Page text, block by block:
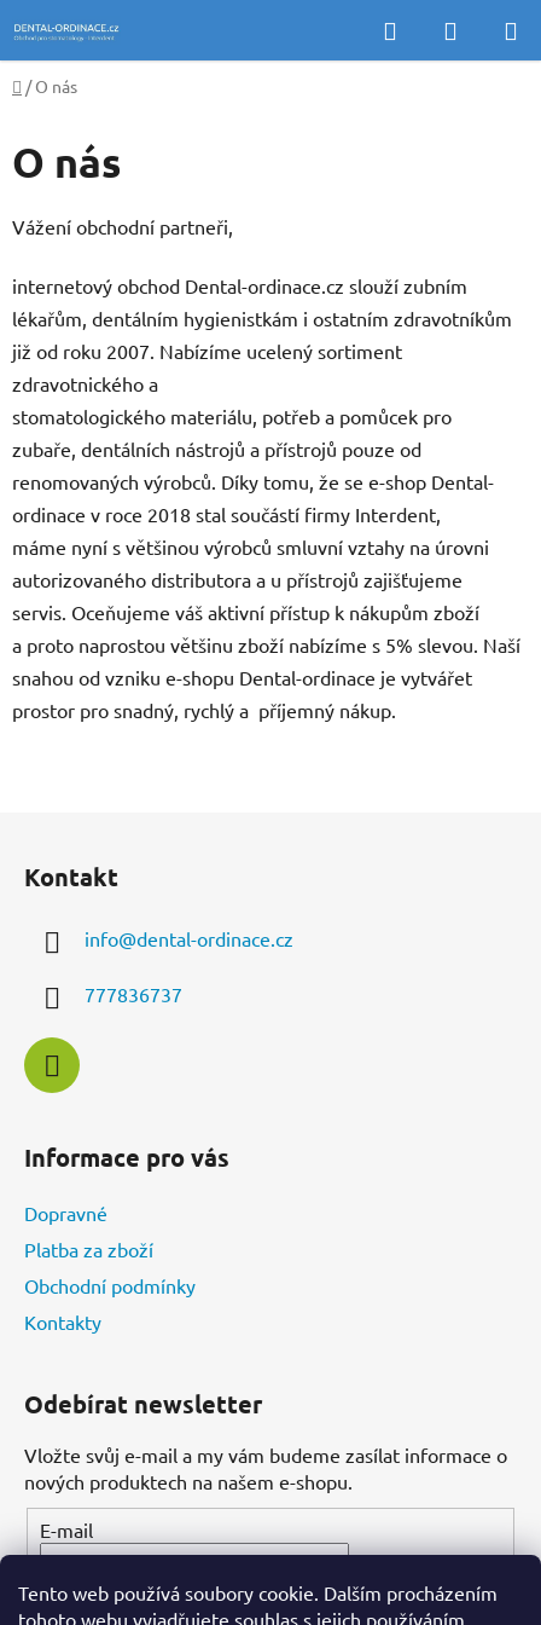
Tento web používá soubory cookie. Dalším procházením
tohoto webu vyjadřujete souhlas s jejich používáním.
na
obsah
Hledat
KOŠÍK
Domů
/ O nás
O nás
Vážení obchodní partneři,
internetový obchod Dental-ordinace.cz slouží zubním
lékařům, dentálním hygienistkám i ostatním zdravotníkům
již od roku 2007. Nabízíme ucelený sortiment
zdravotnického a
stomatologického materiálu, potřeb a pomůcek pro
zubaře, dentálních nástrojů a přístrojů pouze od
renomovaných výrobců. Díky tomu, že se e-shop Dental-
ordinace v roce 2018 stal součástí firmy Interdent,
máme nyní s většinou výrobců smluvní vztahy na úrovni
autorizovaného distributora a u přístrojů zajišťujeme
servis. Oceňujeme váš aktivní přístup k nákupům zboží
a proto naprostou většinu zboží nabízíme s 5% slevou. Naší
snahou od vzniku e-shopu Dental-ordinace je vytvářet
prostor pro snadný, rychlý a příjemný nákup.
Kontakt
info@dental-ordinace.cz
777836737
Informace pro vás
Dopravné
Platba za zboží
Obchodní podmínky
Kontakty
Odebírat newsletter
Vložte svůj e-mail a my vám budeme zasílat informace o
nových produktech na našem e-shopu.
E-mail
PŘIHLÁSIT SE